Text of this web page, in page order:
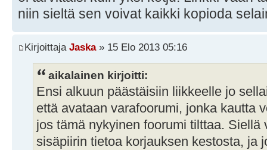
niin sieltä sen voivat kaikki kopioda
Kirjoittaja Jaska» 15 Elo 2013 05:16
aikalainen kirjoitti:
Ensi alkuun päästäisiin liikkeelle jo
että avataan varafoorumi, jonka kautta
jos tämä nykyinen foorumi tilttaa. Siellä
sisäpiirin tietoa korjauksen kestosta, ja